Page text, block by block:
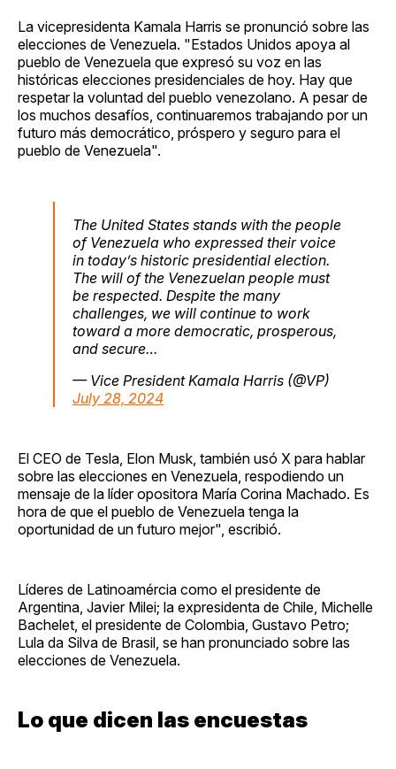
La vicepresidenta Kamala Harris se pronunció sobre las
elecciones de Venezuela. "Estados Unidos apoya al
pueblo de Venezuela que expresó su voz en las
históricas elecciones presidenciales de hoy. Hay que
respetar la voluntad del pueblo venezolano. A pesar de
los muchos desafíos, continuaremos trabajando por un
futuro más democrático, próspero y seguro para el
pueblo de Venezuela".
The United States stands with the people
of Venezuela who expressed their voice
in today’s historic presidential election.
The will of the Venezuelan people must
be respected. Despite the many
challenges, we will continue to work
toward a more democratic, prosperous,
and secure…
— Vice President Kamala Harris (@VP)
July 28, 2024
El CEO de Tesla, Elon Musk, también usó X para hablar
sobre las elecciones en Venezuela, respodiendo un
mensaje de la líder opositora María Corina Machado. Es
hora de que el pueblo de Venezuela tenga la
oportunidad de un futuro mejor", escribió.
Líderes de Latinoamércia como el presidente de
Argentina, Javier Milei; la expresidenta de Chile, Michelle
Bachelet, el presidente de Colombia, Gustavo Petro;
Lula da Silva de Brasil, se han pronunciado sobre las
elecciones de Venezuela.
Lo que dicen las encuestas